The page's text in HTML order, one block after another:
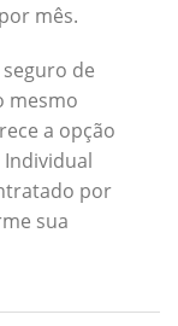
mês.
de
mesmo
a opção
Individual
por
sua